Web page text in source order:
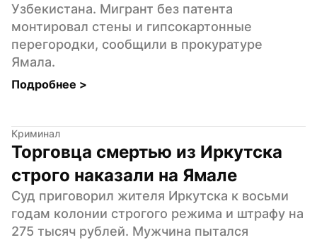
Узбекистана. Мигрант без патента
монтировал стены и гипсокартонные
перегородки, сообщили в прокуратуре
Ямала.
Подробнее >
Криминал
Торговца смертью из Иркутска
строго наказали на Ямале
Суд приговорил жителя Иркутска к восьми
годам колонии строгого режима и штрафу на
275 тысяч рублей. Мужчина пытался